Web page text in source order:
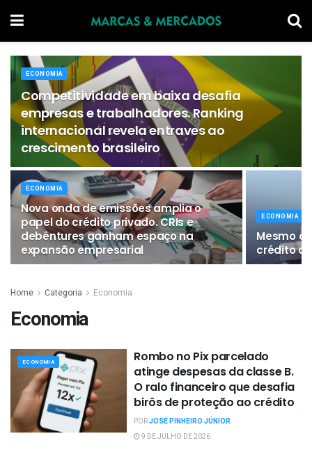
ECONOMIA
Competitividade em baixa desafia
empresas e trabalhadores. Ranking
internacional revela entraves ao
crescimento brasileiro
ECONOMIA
Nova onda de emissões amplia o
papel do crédito privado. CRIs e
debêntures ganham espaço na
expansão empresarial
ECONOMIA
Mesmo
crédito
Home Categoria Economia
Economia
ECONOMIA
Rombo no Pix parcelado
atinge despesas da classe B.
O ralo financeiro que desafia
birôs de proteção ao crédito
PORJOSÉ PINHEIRO JÚNIOR
9 DE JULHO DE 2026